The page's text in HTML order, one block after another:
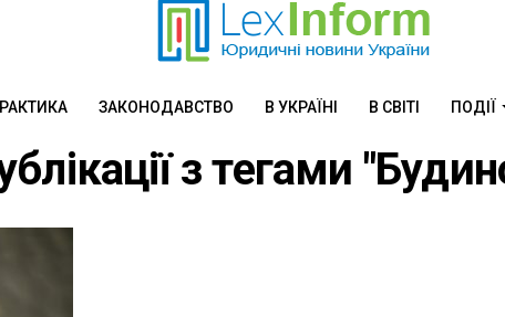
ЗАКОНОДАВСТВО В УКРАЇНІ В СВІТІ ПОДІЇ
з тегами